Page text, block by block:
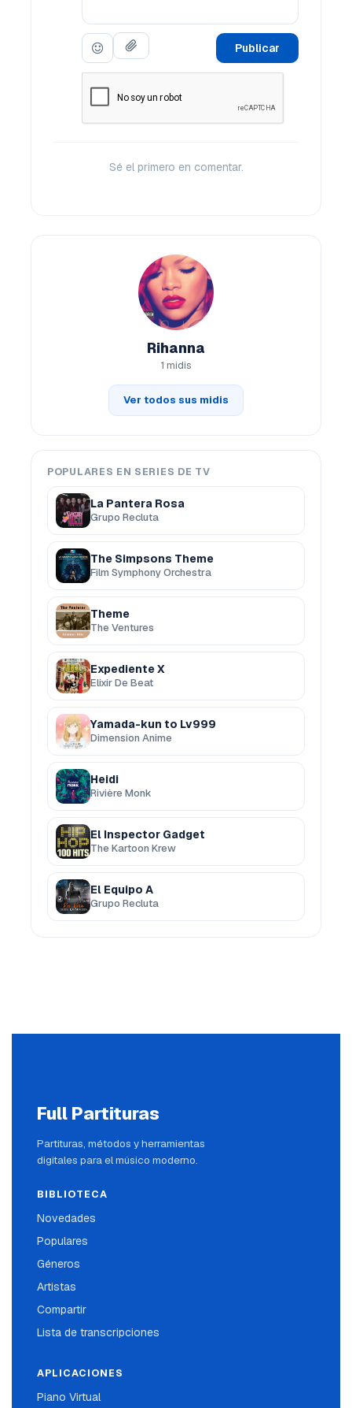
Publicar
Sé el primero en comentar.
Rihanna
1 midis
Ver todos sus midis
POPULARES EN SERIES DE TV
La Pantera Rosa
Grupo Recluta
The Simpsons Theme
Film Symphony Orchestra
Theme
The Ventures
Expediente X
Elixir De Beat
Yamada-kun to Lv999
Dimension Anime
Heidi
Rivière Monk
El Inspector Gadget
The Kartoon Krew
El Equipo A
Grupo Recluta
Full Partituras
Partituras, métodos y herramientas
digitales para el músico moderno.
BIBLIOTECA
Novedades
Populares
Géneros
Artistas
Compartir
Lista de transcripciones
APLICACIONES
Piano Virtual